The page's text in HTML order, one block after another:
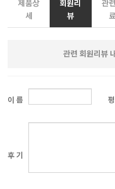
제품상
세
회원리
뷰
관
료
관련 회원리뷰
이 름
후 기